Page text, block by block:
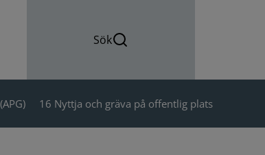
Sök
16 Nyttja och gräva på offentlig plats